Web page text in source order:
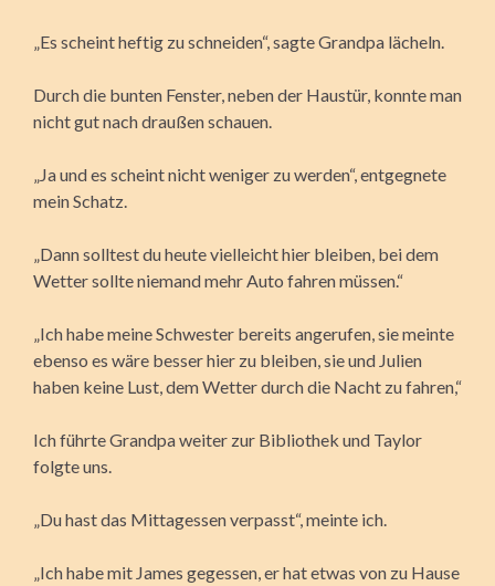
„Es scheint heftig zu schneiden“, sagte Grandpa lächeln.
Durch die bunten Fenster, neben der Haustür, konnte man
nicht gut nach draußen schauen.
„Ja und es scheint nicht weniger zu werden“, entgegnete
mein Schatz.
„Dann solltest du heute vielleicht hier bleiben, bei dem
Wetter sollte niemand mehr Auto fahren müssen.“
„Ich habe meine Schwester bereits angerufen, sie meinte
ebenso es wäre besser hier zu bleiben, sie und Julien
haben keine Lust, dem Wetter durch die Nacht zu fahren,“
Ich führte Grandpa weiter zur Bibliothek und Taylor
folgte uns.
„Du hast das Mittagessen verpasst“, meinte ich.
„Ich habe mit James gegessen, er hat etwas von zu Hause